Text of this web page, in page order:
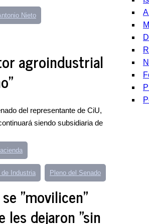
Nieto
agroindustrial
del representante de CiU,
siendo subsidiaria de
de Industria Pleno del Senado
"movilicen"
les dejaron "sin